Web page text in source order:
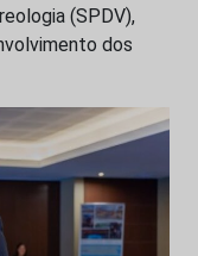
(SPDV),
dos